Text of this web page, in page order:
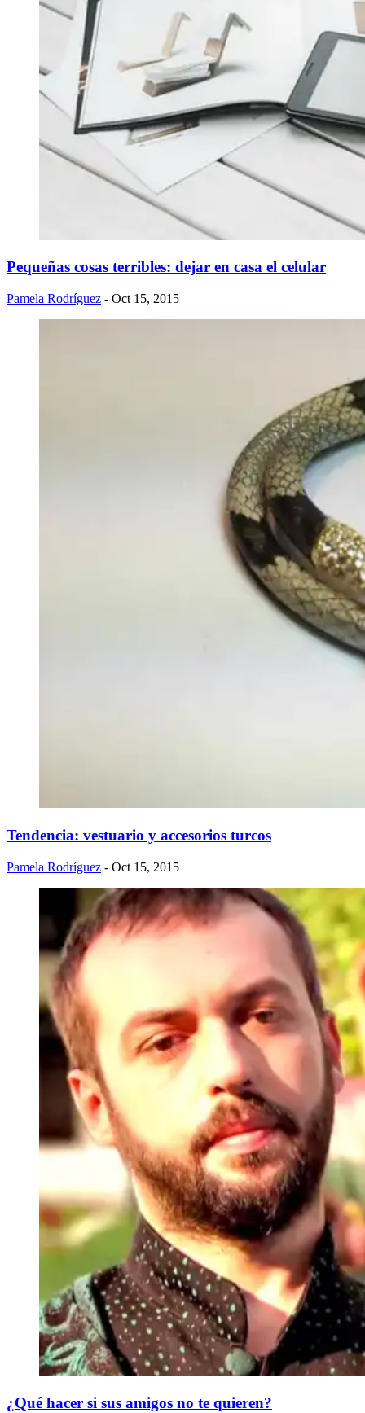
Pequeñas cosas terribles: dejar en casa el celular
Pamela Rodríguez - Oct 15, 2015
Tendencia: vestuario y accesorios turcos
Pamela Rodríguez - Oct 15, 2015
¿Qué hacer si sus amigos no te quieren?